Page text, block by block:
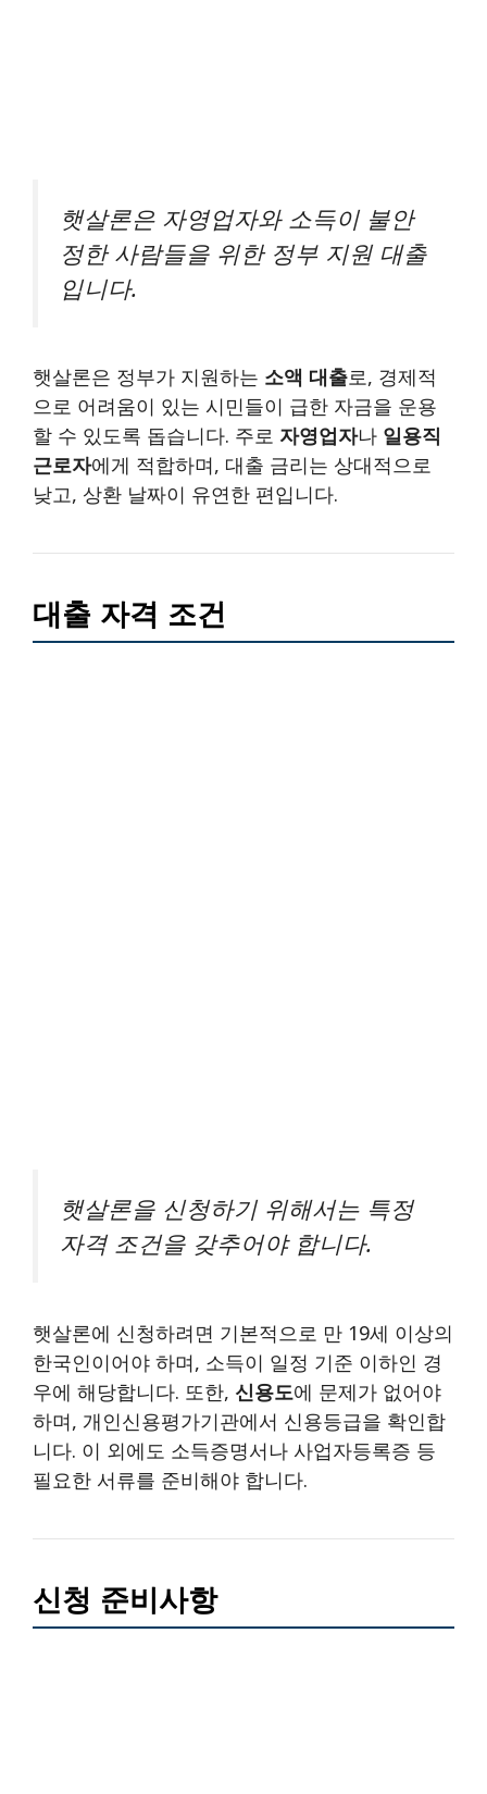
햇살론은 자영업자와 소득이 불안
정한 사람들을 위한 정부 지원 대출
입니다.
햇살론은 정부가 지원하는 소액 대출로, 경제적
으로 어려움이 있는 시민들이 급한 자금을 운용
할 수 있도록 돕습니다. 주로 자영업자나 일용직
근로자에게 적합하며, 대출 금리는 상대적으로
낮고, 상환 날짜이 유연한 편입니다.
대출 자격 조건
햇살론을 신청하기 위해서는 특정
자격 조건을 갖추어야 합니다.
햇살론에 신청하려면 기본적으로 만 19세 이상의
한국인이어야 하며, 소득이 일정 기준 이하인 경
우에 해당합니다. 또한, 신용도에 문제가 없어야
하며, 개인신용평가기관에서 신용등급을 확인합
니다. 이 외에도 소득증명서나 사업자등록증 등
필요한 서류를 준비해야 합니다.
신청 준비사항